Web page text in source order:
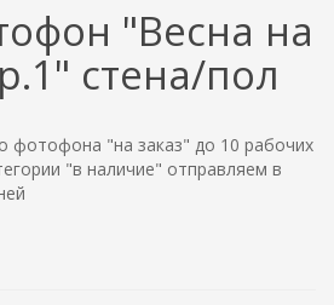
"Весна на
стена/пол
фотофона "на заказ" до 10 рабочих
"в наличие" отправляем в